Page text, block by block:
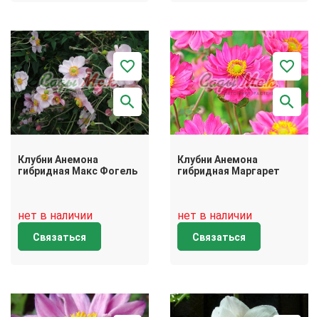
Клубни Анемона
гибридная Макс Фогель
нет в наличии
Связаться
Клубни Анемона
гибридная Маргарет
нет в наличии
Связаться